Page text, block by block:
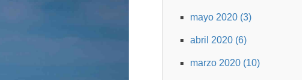
mayo 2020 (3)
abril 2020 (6)
marzo 2020 (10)